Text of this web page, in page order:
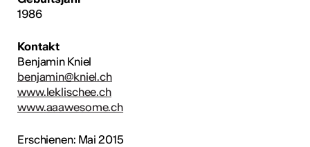
1986
Kontakt
Benjamin Kniel
benjamin@kniel.ch
www.leklischee.ch
www.aaawesome.ch
Erschienen: Mai 2015